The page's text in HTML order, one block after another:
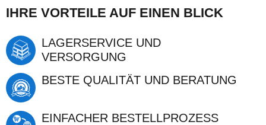
IHRE VORTEILE AUF EINEN BLICK
LAGERSERVICE UND
VERSORGUNG
BESTE QUALITÄT UND BERATUNG
EINFACHER BESTELLPROZESS